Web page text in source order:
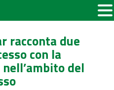
racconta due
con la
del